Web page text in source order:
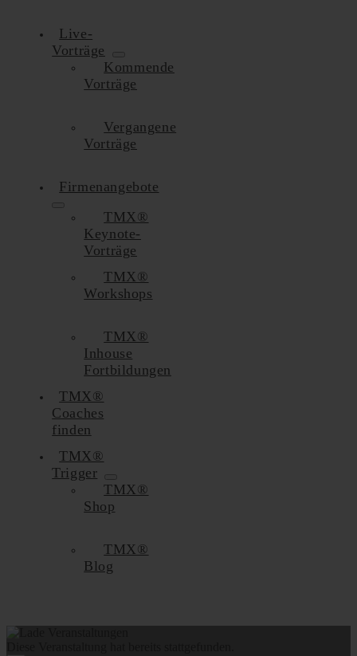
Live-
Vorträge
Kommende
Vorträge
Vergangene
Vorträge
Firmenangebote
TMX®
Keynote-
Vorträge
TMX®
Workshops
TMX®
Inhouse
Fortbildungen
TMX®
Coaches
finden
TMX®
Trigger
TMX®
Shop
TMX®
Blog